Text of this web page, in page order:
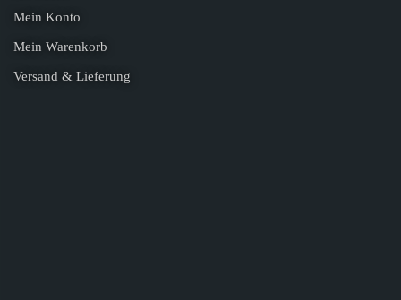
Mein Konto
Mein Warenkorb
Versand & Lieferung